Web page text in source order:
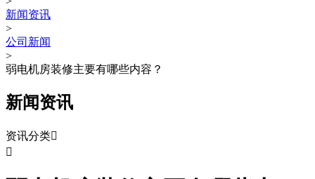
新闻资讯
>
公司新闻
>
弱电机房装修主要有哪些内容？
新闻资讯
资讯分类
